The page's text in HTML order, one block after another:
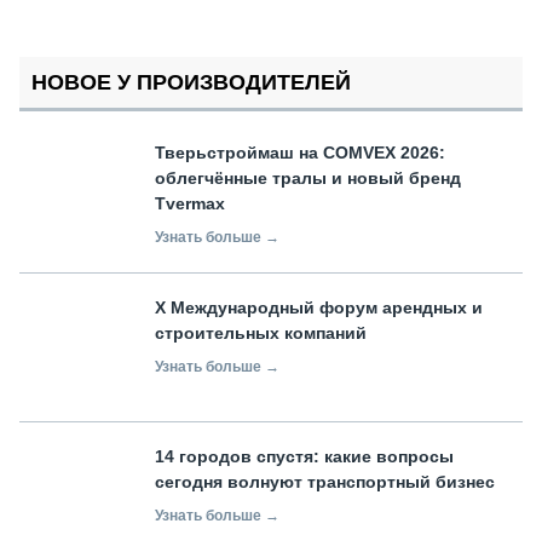
НОВОЕ У ПРОИЗВОДИТЕЛЕЙ
Тверьстроймаш на COMVEX 2026:
облегчённые тралы и новый бренд
Tvermax
Узнать больше →
X Международный форум арендных и
строительных компаний
Узнать больше →
14 городов спустя: какие вопросы
сегодня волнуют транспортный бизнес
Узнать больше →